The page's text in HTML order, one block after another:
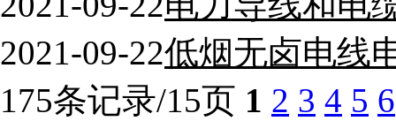
2021-09-22低烟无卤电线
175条记录/15页 1 2 3 4 5 6